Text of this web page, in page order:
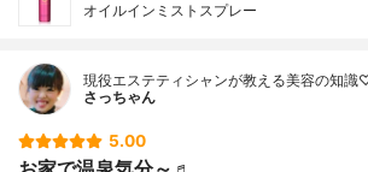
オイルインミストスプレー
現役エステティシャンが教える美容の知
さっちゃん
5.00